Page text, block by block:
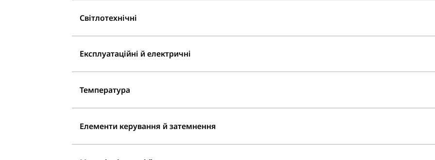
Світлотехнічні
Експлуатаційні й електричні
Температура
Елементи керування й затемнення